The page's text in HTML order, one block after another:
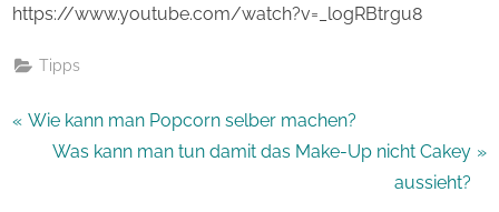
https://www.youtube.com/watch?v=_logRBtrgu8
Tipps
Beitragsnavigation
P
Wie kann man Popcorn selber machen?
N
Was kann man tun damit das Make-Up nicht Cakey
aussieht?